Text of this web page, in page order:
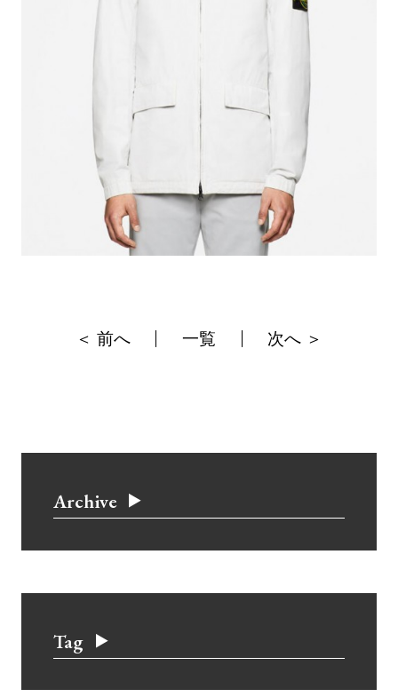
＜ 前へ 一覧 次へ ＞
Archive
Tag